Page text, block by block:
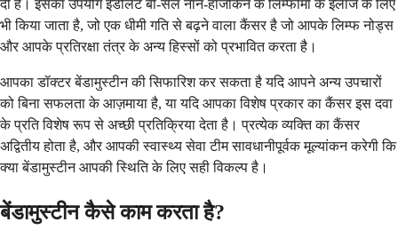
दी है। इसका उपयोग इंडोलेंट बी-सेल नॉन-हॉजकिन के लिम्फोमा के इलाज के लिए
भी किया जाता है, जो एक धीमी गति से बढ़ने वाला कैंसर है जो आपके लिम्फ नोड्स
और आपके प्रतिरक्षा तंत्र के अन्य हिस्सों को प्रभावित करता है।
आपका डॉक्टर बेंडामुस्टीन की सिफारिश कर सकता है यदि आपने अन्य उपचारों
को बिना सफलता के आज़माया है, या यदि आपका विशेष प्रकार का कैंसर इस दवा
के प्रति विशेष रूप से अच्छी प्रतिक्रिया देता है। प्रत्येक व्यक्ति का कैंसर
अद्वितीय होता है, और आपकी स्वास्थ्य सेवा टीम सावधानीपूर्वक मूल्यांकन करेगी कि
क्या बेंडामुस्टीन आपकी स्थिति के लिए सही विकल्प है।
बेंडामुस्टीन कैसे काम करता है?